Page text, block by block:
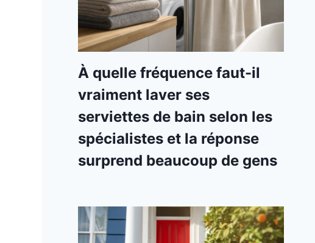
À quelle fréquence faut-il
vraiment laver ses
serviettes de bain selon les
spécialistes et la réponse
surprend beaucoup de gens